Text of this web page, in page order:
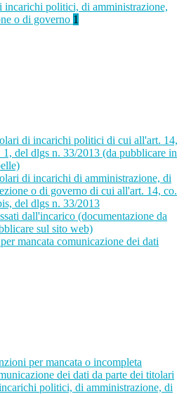
incarichi politici, di amministrazione,
o di governo 1
di incarichi politici di cui all'art. 14,
1, del dlgs n. 33/2013 (da pubblicare in
di incarichi di amministrazione, di
o di governo di cui all'art. 14, co.
del dlgs n. 33/2013
dall'incarico (documentazione da
sul sito web)
mancata comunicazione dei dati
per mancata o incompleta
dei dati da parte dei titolari
politici, di amministrazione, di